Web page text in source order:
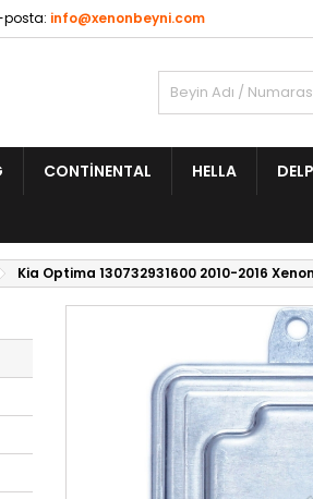
posta: info@xenonbeyni.com
CONTINENTAL HELLA
Kia Optima 130732931600 2010-2016